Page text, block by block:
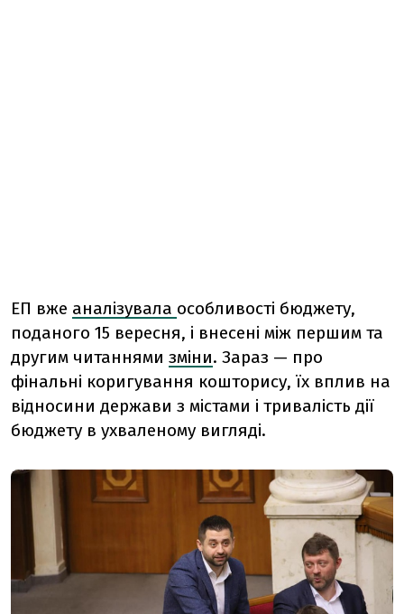
ЕП вже аналізувала особливості бюджету,
поданого 15 вересня, і внесені між першим та
другим читаннями зміни. Зараз — про
фінальні коригування кошторису, їх вплив на
відносини держави з містами і тривалість дії
бюджету в ухваленому вигляді.